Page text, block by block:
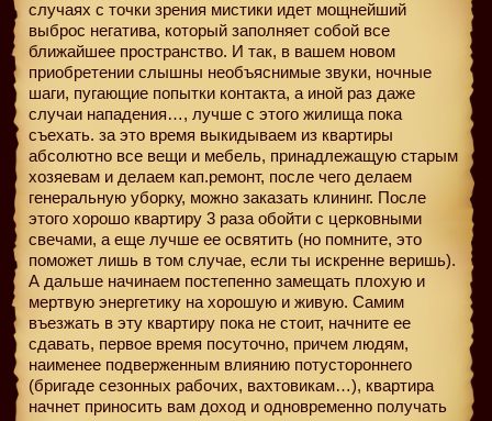
случаях с точки зрения мистики идет мощнейший
выброс негатива, который заполняет собой все
ближайшее пространство. И так, в вашем новом
приобретении слышны необъяснимые звуки, ночные
шаги, пугающие попытки контакта, а иной раз даже
случаи нападения…, лучше с этого жилища пока
съехать. за это время выкидываем из квартиры
абсолютно все вещи и мебель, принадлежащую старым
хозяевам и делаем кап.ремонт, после чего делаем
генеральную уборку, можно заказать клининг. После
этого хорошо квартиру 3 раза обойти с церковными
свечами, а еще лучше ее освятить (но помните, это
поможет лишь в том случае, если ты искренне веришь).
А дальше начинаем постепенно замещать плохую и
мертвую энергетику на хорошую и живую. Самим
въезжать в эту квартиру пока не стоит, начните ее
сдавать, первое время посуточно, причем людям,
наименее подверженным влиянию потустороннего
(бригаде сезонных рабочих, вахтовикам…), квартира
начнет приносить вам доход и одновременно получать